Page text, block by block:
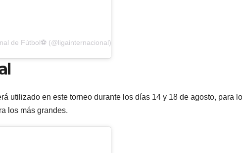
de Fútbol⚽ (@ligainternacional)
utilizado en este torneo durante los días 14 y 18 de agosto, para
los más grandes.